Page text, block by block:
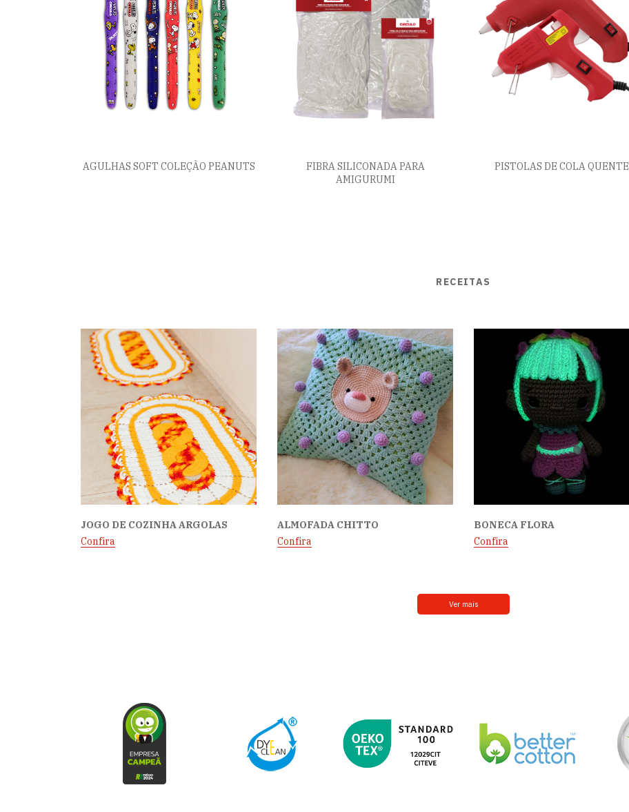
AGULHAS SOFT COLEÇÃO PEANUTS
FIBRA SILICONADA PARA
AMIGURUMI
PISTOLAS DE COLA QUENTE
RECEITAS
JOGO DE COZINHA ARGOLAS
Confira
ALMOFADA CHITTO
Confira
BONECA FLORA
Confira
Ver mais